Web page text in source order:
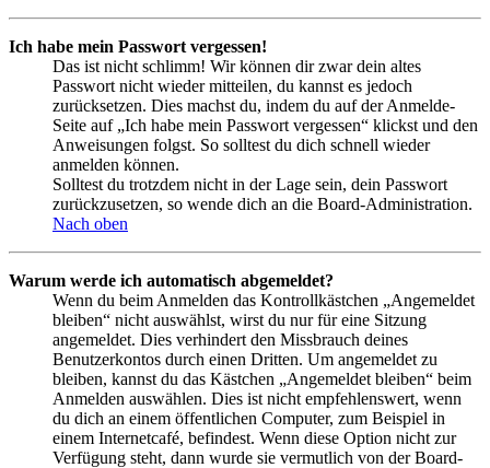
Ich habe mein Passwort vergessen!
Das ist nicht schlimm! Wir können dir zwar dein altes
Passwort nicht wieder mitteilen, du kannst es jedoch
zurücksetzen. Dies machst du, indem du auf der Anmelde-
Seite auf „Ich habe mein Passwort vergessen“ klickst und den
Anweisungen folgst. So solltest du dich schnell wieder
anmelden können.
Solltest du trotzdem nicht in der Lage sein, dein Passwort
zurückzusetzen, so wende dich an die Board-Administration.
Nach oben
Warum werde ich automatisch abgemeldet?
Wenn du beim Anmelden das Kontrollkästchen „Angemeldet
bleiben“ nicht auswählst, wirst du nur für eine Sitzung
angemeldet. Dies verhindert den Missbrauch deines
Benutzerkontos durch einen Dritten. Um angemeldet zu
bleiben, kannst du das Kästchen „Angemeldet bleiben“ beim
Anmelden auswählen. Dies ist nicht empfehlenswert, wenn
du dich an einem öffentlichen Computer, zum Beispiel in
einem Internetcafé, befindest. Wenn diese Option nicht zur
Verfügung steht, dann wurde sie vermutlich von der Board-